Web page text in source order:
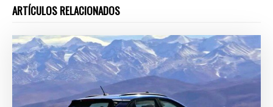
ARTÍCULOS RELACIONADOS